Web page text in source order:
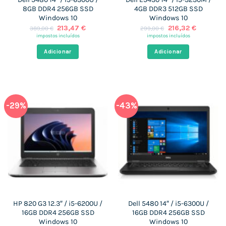
8GB DDR4 256GB SSD
Windows 10
389,00€ O
preço
era:
389,00 €.
213,47€O
impostos incluídos
Adicionar
4GB DDR3 512GB SSD
Windows 10
299,00€
O
preço
era:
299,00 €.
216,32 €O
impostos incluídos
Adicionar
-29%
HP 820 G3 12.3″ / i5-6200U /
16GB DDR4 256GB SSD
Windows 10
-43%
Dell 5480 14″ / i5-6300U /
16GB DDR4 256GB SSD
Windows 10